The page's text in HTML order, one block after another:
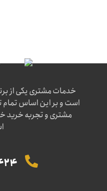
خدمات مشتری یکی از
است و بر این اساس تمام
مشتری و تجربه خرید